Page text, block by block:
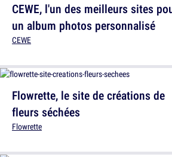
CEWE, l'un des meilleurs sites
un album photos personnalisé
CEWE
Flowrette, le site de créations de
fleurs séchées
Flowrette